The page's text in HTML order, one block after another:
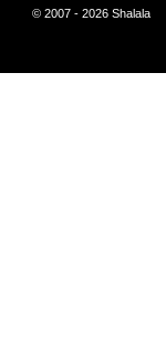
© 2007 - 2026 Shalala